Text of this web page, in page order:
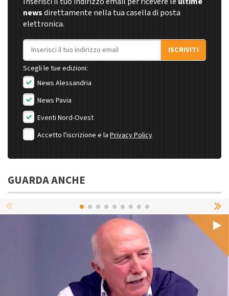
newsdirettamente nella tua casella di posta
elettronica.
Indirizzo email
ISCRIVITI
Scegli le tue edizioni:
News Alessandria
News Pavia
Eventi Nord-Ovest
Accetto l'iscrizione e la Privacy Policy
GUARDA ANCHE